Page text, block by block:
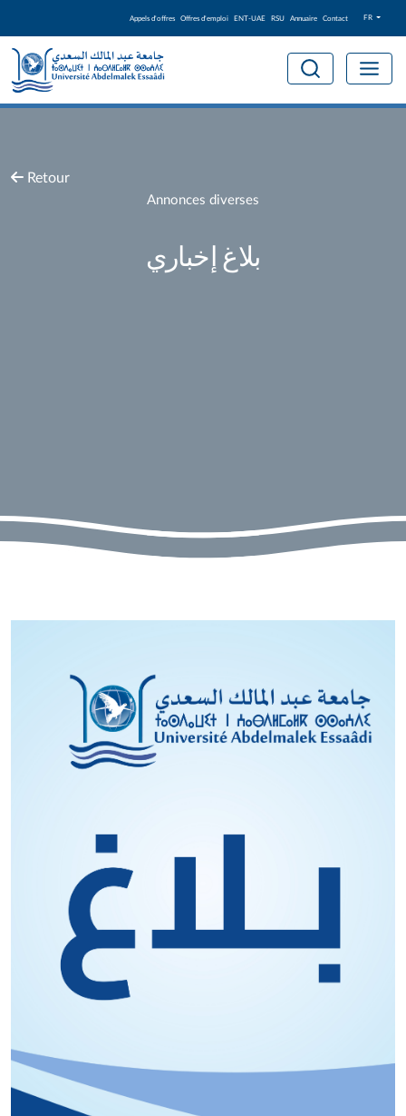
FR
Appels d'offres Offres d'emploi ENT-UAE RSU Annuaire Contact
Retour
Annonces diverses
بلاغ إخباري